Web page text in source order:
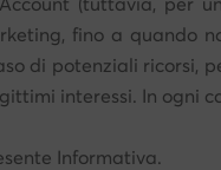
fino a quando
di potenziali ricorsi,
interessi. In ogni
Informativa.